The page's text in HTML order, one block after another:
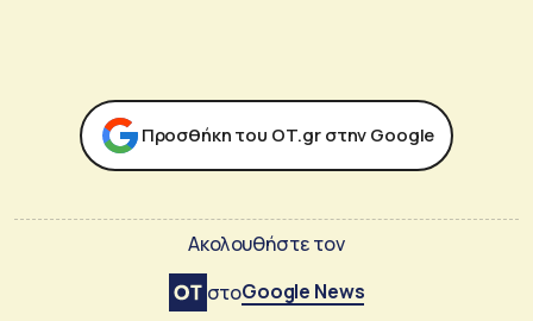
Προσθήκη του ΟΤ.gr στην Google
Ακολουθήστε τον
στοGoogle News